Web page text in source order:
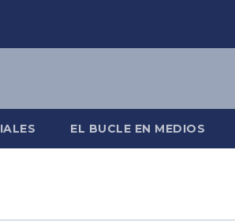
EL BUCLE EN MEDIOS